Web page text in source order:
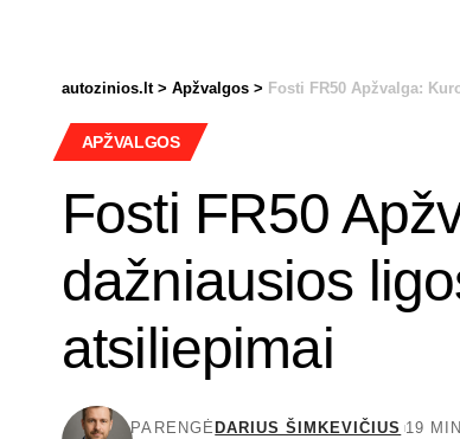
autozinios.lt> Apžvalgos > Fosti FR50 Apžvalga:
APŽVALGOS
Fosti FR50
dažniausios
atsiliepimai
PARENGĖ DARIUS ŠIMKEVIČIUS 19